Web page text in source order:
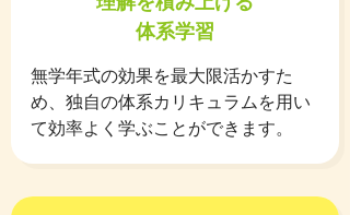
体系学習
無学年式の効果を最大限活かすた
め、独自の体系カリキュラムを用い
て効率よく学ぶことができます。